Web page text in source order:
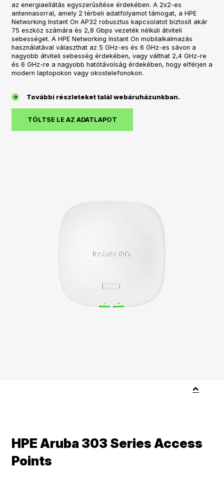
az energiaellátás egyszerűsítése érdekében. A 2x2-es
antennasorral, amely 2 térbeli adatfolyamot támogat, a HPE
Networking Instant On AP32 robusztus kapcsolatot biztosít akár
75 eszköz számára és 2,8 Gbps vezeték nélküli átviteli
sebességet. A HPE Networking Instant On mobilalkalmazás
használatával választhat az 5 GHz-es és 6 GHz-es sávon a
nagyobb átviteli sebesség érdekében, vagy válthat 2,4 GHz-re
és 6 GHz-re a nagyobb hatótávolság érdekében, hogy elférjen a
modern laptopokon vagy okostelefonokon.
További részleteket talál webáruházunkban.
TÖLTSE LE AZ ADATLAPOT
HPE Aruba 303 Series Access
Points